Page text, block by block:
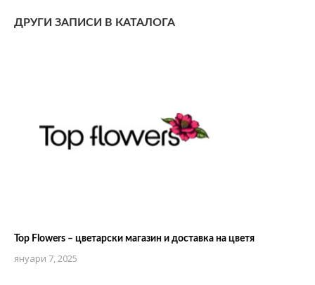
ДРУГИ ЗАПИСИ В КАТАЛОГА
Top Flowers – цветарски магазин и доставка на цветя
януари 7, 2025